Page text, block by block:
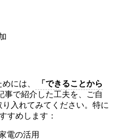
には、
「できることから
事で紹介した工夫を、ご自
入れてみてください。特に
すめします：
電の活用